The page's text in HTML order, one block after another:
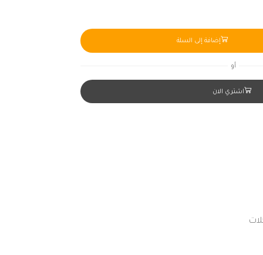
إضافة إلى السلة
أو
اشتري الان